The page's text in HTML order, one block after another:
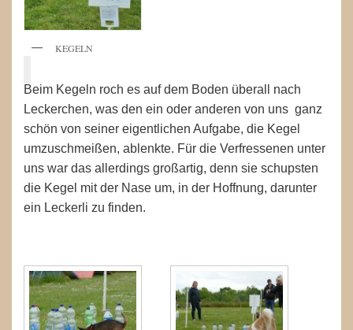
KEGELN
Beim Kegeln roch es auf dem Boden überall nach
Leckerchen, was den ein oder anderen von uns ganz
schön von seiner eigentlichen Aufgabe, die Kegel
umzuschmeißen, ablenkte. Für die Verfressenen unter
uns war das allerdings großartig, denn sie schupsten
die Kegel mit der Nase um, in der Hoffnung, darunter
ein Leckerli zu finden.